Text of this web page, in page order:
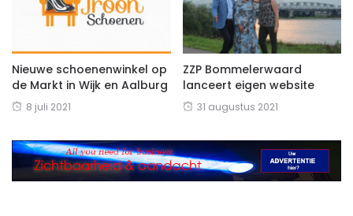
Nieuwe schoenenwinkel op
de Markt in Wijk en Aalburg
8 juli 2021
ZZP Bommelerwaard
lanceert eigen website
31 augustus 2021